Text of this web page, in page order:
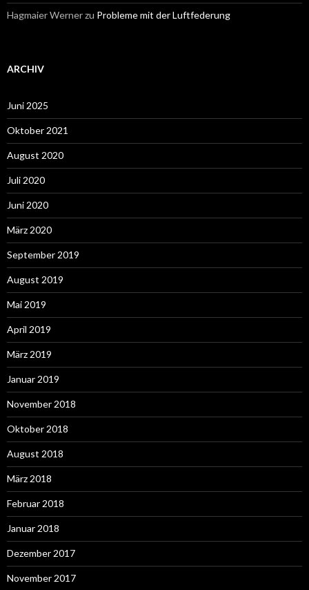
Hagmaier Wernerzu Probleme mit der Luftfederung
ARCHIV
Juni 2025
Oktober 2021
August 2020
Juli 2020
Juni 2020
März 2020
September 2019
August 2019
Mai 2019
April 2019
März 2019
Januar 2019
November 2018
Oktober 2018
August 2018
März 2018
Februar 2018
Januar 2018
Dezember 2017
November 2017